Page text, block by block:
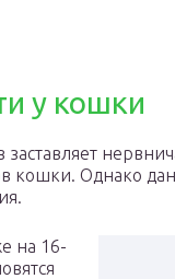
у кошки
кошки. Однако
на 16-